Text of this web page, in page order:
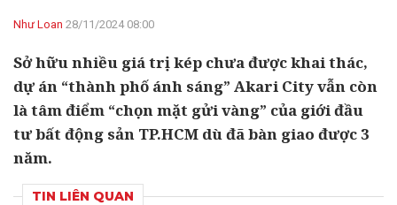
Như Loan 28/11/2024 08:00
Sở hữu nhiều giá trị kép chưa được khai thác,
dự án “thành phố ánh sáng” Akari City vẫn còn
là tâm điểm “chọn mặt gửi vàng” của giới đầu
tư bất động sản TP.HCM dù đã bàn giao được 3
năm.
TIN LIÊN QUAN